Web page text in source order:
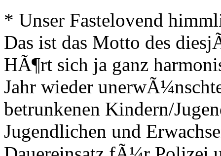
* Unser Fastelovend
Das ist das Motto des
HÃ¶rt sich ja ganz
Jahr wieder
betrunkenen Kindern/
Jugendlichen und